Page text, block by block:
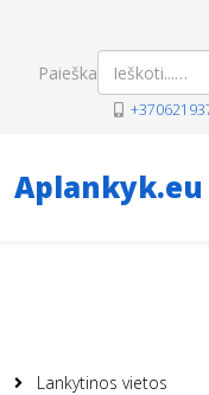
Paieška
Aplankyk.eu
Lankytinos vietos